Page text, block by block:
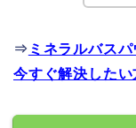
⇒ ミネラルバス
今すぐ解決したい